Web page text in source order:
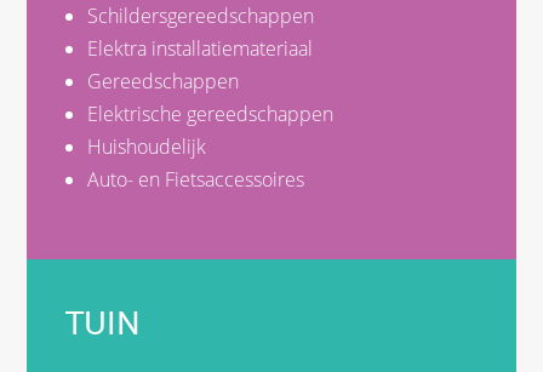
Schildersgereedschappen
Elektra installatiemateriaal
Gereedschappen
Elektrische gereedschappen
Huishoudelijk
Auto- en Fietsaccessoires
TUIN